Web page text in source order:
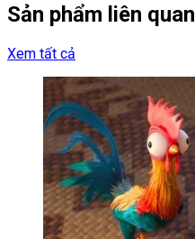
Sản phẩm liên quan
Xem tất cả